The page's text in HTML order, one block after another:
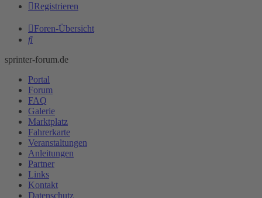
Registrieren
Foren-Übersicht
Suche
sprinter-forum.de
Portal
Forum
FAQ
Galerie
Marktplatz
Fahrerkarte
Veranstaltungen
Anleitungen
Partner
Links
Kontakt
Datenschutz